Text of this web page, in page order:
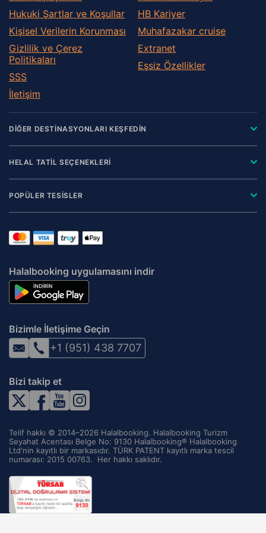
Hukuki Şartlar ve Koşullar
Kişisel Verilerin Korunması
Gizlilik ve Çerez
Politikaları
SSS
İletişim
HB Kariyer
Muhafazakar сruise
Extranet
Eşsiz Özellikler
DİĞER DESTİNASYONLARI KEŞFEDİN
HELAL TATİL SEÇENEKLERİ
POPÜLER TESİSLER
Halalbooking uygulamasını indir
Bizimle İletişime Geçin
+1 (951) 438 7707
Bizi takip et
Telif hakkı © 2014–2026 Halalbooking. Halalbooking Turizm
Seyahat Acentası Belge No: 9130 Halalbooking® Halalbooking
Ltd'nin kayıtlı bir markasıdır. TÜRK PATENT kayıtlı marka tescil
numarası: 2015 00763. ‌ Her hakkı saklıdır.